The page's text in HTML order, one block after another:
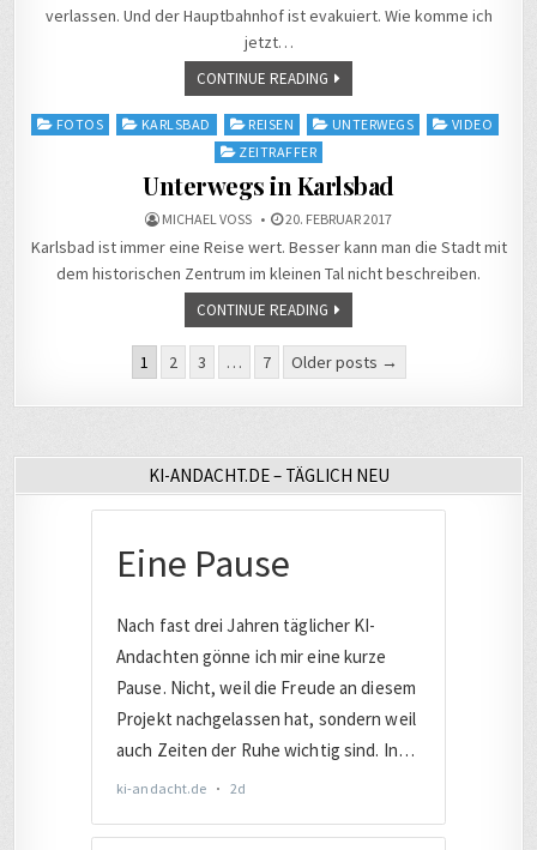
verlassen. Und der Hauptbahnhof ist evakuiert. Wie komme ich
jetzt…
CONTINUE READING
PostedFOTOS KARLSBAD REISEN UNTERWEGS
VIDEO
ZEITRAFFER
Unterwegs in Karlsbad
MICHAEL VOSS 20. FEBRUAR 2017
Karlsbad ist immer eine Reise wert. Besser kann man die Stadt mit
dem historischen Zentrum im kleinen Tal nicht beschreiben.
CONTINUE READING
Seitennummerierung
1 2 3 … 7 Older posts →
KI-ANDACHT.DE – TÄGLICH NEU